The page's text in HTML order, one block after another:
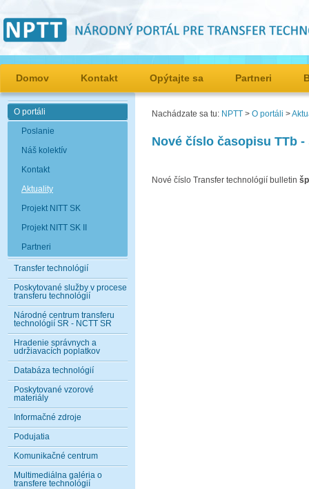
Domov Kontakt Opýtajte sa Partneri
O portáli
Poslanie
Náš kolektív
Kontakt
Aktuality
Projekt NITT SK
Projekt NITT SK II
Partneri
Transfer technológií
Poskytované služby v procese
transferu technológií
Národné centrum transferu
technológií SR - NCTT SR
Hradenie správnych a
udržiavacích poplatkov
Databáza technológií
Poskytované vzorové
materiály
Informačné zdroje
Podujatia
Komunikačné centrum
Multimediálna galéria o
transfere technológií
Nachádzate sa tu: NPTT > O portáli >
Nové číslo časopisu TTb -
Nové číslo Transfer technológií bulletin